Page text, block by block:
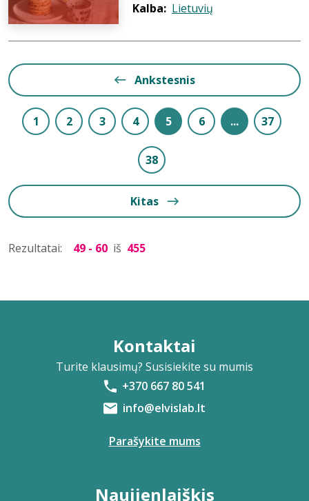
Kalba: Lietuvių
Ankstesnis
1 2 3 4 5 6 ... 37
38
Kitas
Rezultatai: 49 - 60 iš 455
Kontaktai
Turite klausimų? Susisiekite su mumis
+370 667 80 541
info@elvislab.lt
Parašykite mums
Naujienlaiškis